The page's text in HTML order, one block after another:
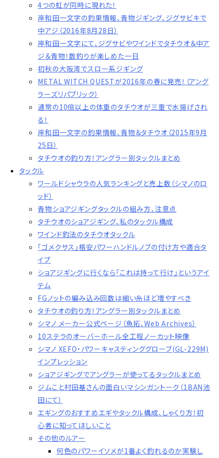
4つの虹が同時に現れた！
岸和田一文字の釣果情報、青物ジギング、ジグサビキで
中アジ（2016年8月28日）
岸和田一文字にて、ジグサビやワインドでタチウオ＆中ア
ジ＆青物！数釣りが楽しめた一日
初秋の大阪湾でスロー系ジギング
METAL WITCH QUESTが2016年の春に発売！（アング
ラーズリパブリック）
通常の10倍以上の体重のタチウオが三重で水揚げされ
る！
岸和田一文字の釣果情報、青物＆タチウオ（2015年9月
25日）
タチウオの釣り方！アングラー別タックルまとめ
タックル
ワールドシャウラの人気ランキングと売上数（シマノのロ
ッド）
青物ショアジギングタックルの組み方、注意点
タチウオのショアジギング、私のタックル構成
ワインド釣法のタチウオタックル
「ゴメクサス」格安パワーハンドルノブの付け方や適合タ
イプ
ショアジギングに行くなら「これは持って行け」というアイ
テム
FGノットの編み込み回数は細い糸ほど増やすべき
タチウオの釣り方！アングラー別タックルまとめ
シマノ メーカー公式ページ（魚拓、Web Archives）
10ステラのオーバーホール全工程ノーカット映像
シマノ XEFO・パワーキャスティンググローブ(GL-229M)
インプレッション
ショアジギングでアングラーが使ってるタックルまとめ
ジムこと村田基さんの面白いマシンガントーク（1BAN池
田にて）
エギングのおすすめエギやタックル構成、しゃくり方！初
心者に知ってほしいこと
その他のルアー
何色のパワーイソメが1番よく釣れるのか実験し